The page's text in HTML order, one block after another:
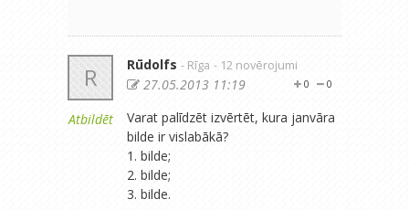
R
Atbildēt
Rūdolfs - Rīga - 12 novērojumi
0
0
27.05.2013 11:19
Varat palīdzēt izvērtēt, kura janvāra
bilde ir vislabākā?
1. bilde;
2. bilde;
3. bilde.